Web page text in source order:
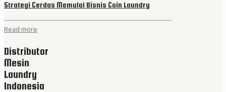
Strategi Cerdas Memulai Bisnis Coin Laundry
Read more
Distributor
Mesin
Laundry
Indonesia